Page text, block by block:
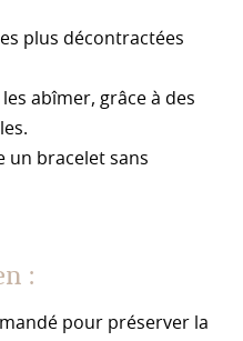
plus décontractées
abîmer, grâce à des
un bracelet sans
:
pour préserver la